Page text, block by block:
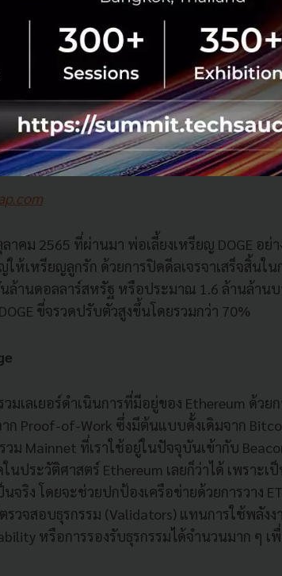
าคม 2565 ที่ผ่านมา พ่อเลี้ยงเหรียญ DOGE อย่า
ห้เหรียญลูกรัก ด้วยการปิดดีลเจรจาเสร็จสิ้นใน
ล้านดอลลาร์สหรัฐ หรือประมาณ 1.6 ล้านล้าน
ขี่จรวดปรับตัวสูงขึ้นโดยรวมกว่า 70%
วมเลเยอร์ดำเนินการที่มีอยู่ของ Ethereum ด้ว
ก Proof-of-Work ซึ่งมีต้นแบบดั้งเดิมจาก
วม Mainnet ที่เราใช้อยู่ในปัจจุบันเข้ากับ
ประวัติศาสตร์ Ethereum เลยก็ว่าได้ เพราะเ
นจริง โดยจะช่วยปกป้องเครือข่ายด้วยการวาง
รวจสอบธุรกรรม (Validators) แทนการใช้พลัง
หรือการรองรับธุรกรรมได้จำนวนมาก ๆ